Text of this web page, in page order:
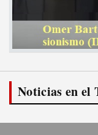
Noticias en el